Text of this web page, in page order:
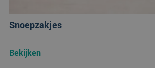
Snoepzakjes
Bekijken